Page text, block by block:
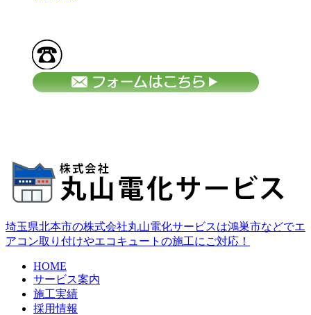
埼玉県北本市の株式会社丸山電化サービスは鴻巣市などでエ
アコン取り付けやエコキュートの施工にご対応！
HOME
サービス案内
施工実績
採用情報